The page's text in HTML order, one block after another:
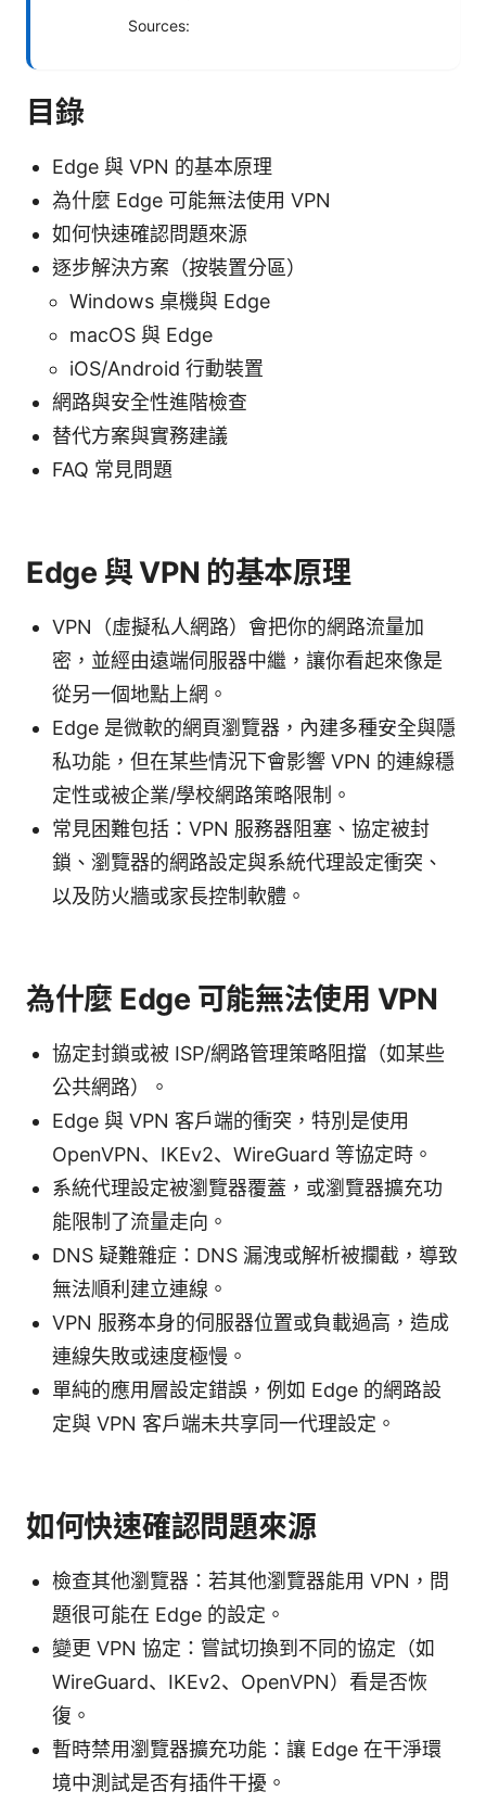
Sources:
目錄
Edge 與 VPN 的基本原理
為什麼 Edge 可能無法使用 VPN
如何快速確認問題來源
逐步解決方案（按裝置分區）
Windows 桌機與 Edge
macOS 與 Edge
iOS/Android 行動裝置
網路與安全性進階檢查
替代方案與實務建議
FAQ 常見問題
Edge 與 VPN 的基本原理
VPN（虛擬私人網路）會把你的網路流量加
密，並經由遠端伺服器中繼，讓你看起來像是
從另一個地點上網。
Edge 是微軟的網頁瀏覽器，內建多種安全與隱
私功能，但在某些情況下會影響 VPN 的連線穩
定性或被企業/學校網路策略限制。
常見困難包括：VPN 服務器阻塞、協定被封
鎖、瀏覽器的網路設定與系統代理設定衝突、
以及防火牆或家長控制軟體。
為什麼 Edge 可能無法使用 VPN
協定封鎖或被 ISP/網路管理策略阻擋（如某些
公共網路）。
Edge 與 VPN 客戶端的衝突，特別是使用
OpenVPN、IKEv2、WireGuard 等協定時。
系統代理設定被瀏覽器覆蓋，或瀏覽器擴充功
能限制了流量走向。
DNS 疑難雜症：DNS 漏洩或解析被攔截，導致
無法順利建立連線。
VPN 服務本身的伺服器位置或負載過高，造成
連線失敗或速度極慢。
單純的應用層設定錯誤，例如 Edge 的網路設
定與 VPN 客戶端未共享同一代理設定。
如何快速確認問題來源
檢查其他瀏覽器：若其他瀏覽器能用 VPN，問
題很可能在 Edge 的設定。
變更 VPN 協定：嘗試切換到不同的協定（如
WireGuard、IKEv2、OpenVPN）看是否恢
復。
暫時禁用瀏覽器擴充功能：讓 Edge 在干淨環
境中測試是否有插件干擾。